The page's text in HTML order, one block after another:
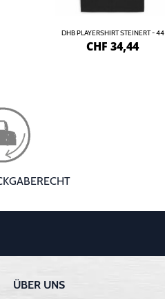
DHB PLAYERSHIRT STEINERT - 44
CHF 34,44
ÜBER UNS